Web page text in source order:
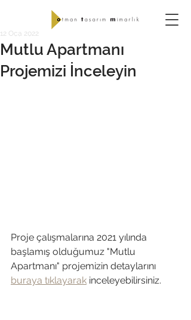
Mutlu Apartmanı
Projemizi İnceleyin
12 Oca 2022
Proje çalışmalarına 2021 yılında
başlamış olduğumuz "Mutlu
Apartmanı" projemizin detaylarını
buraya tıklayarak inceleyebilirsiniz.